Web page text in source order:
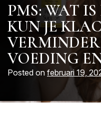
PMS: WAT
KUN JE
VOEDING
Posted on februari 19,